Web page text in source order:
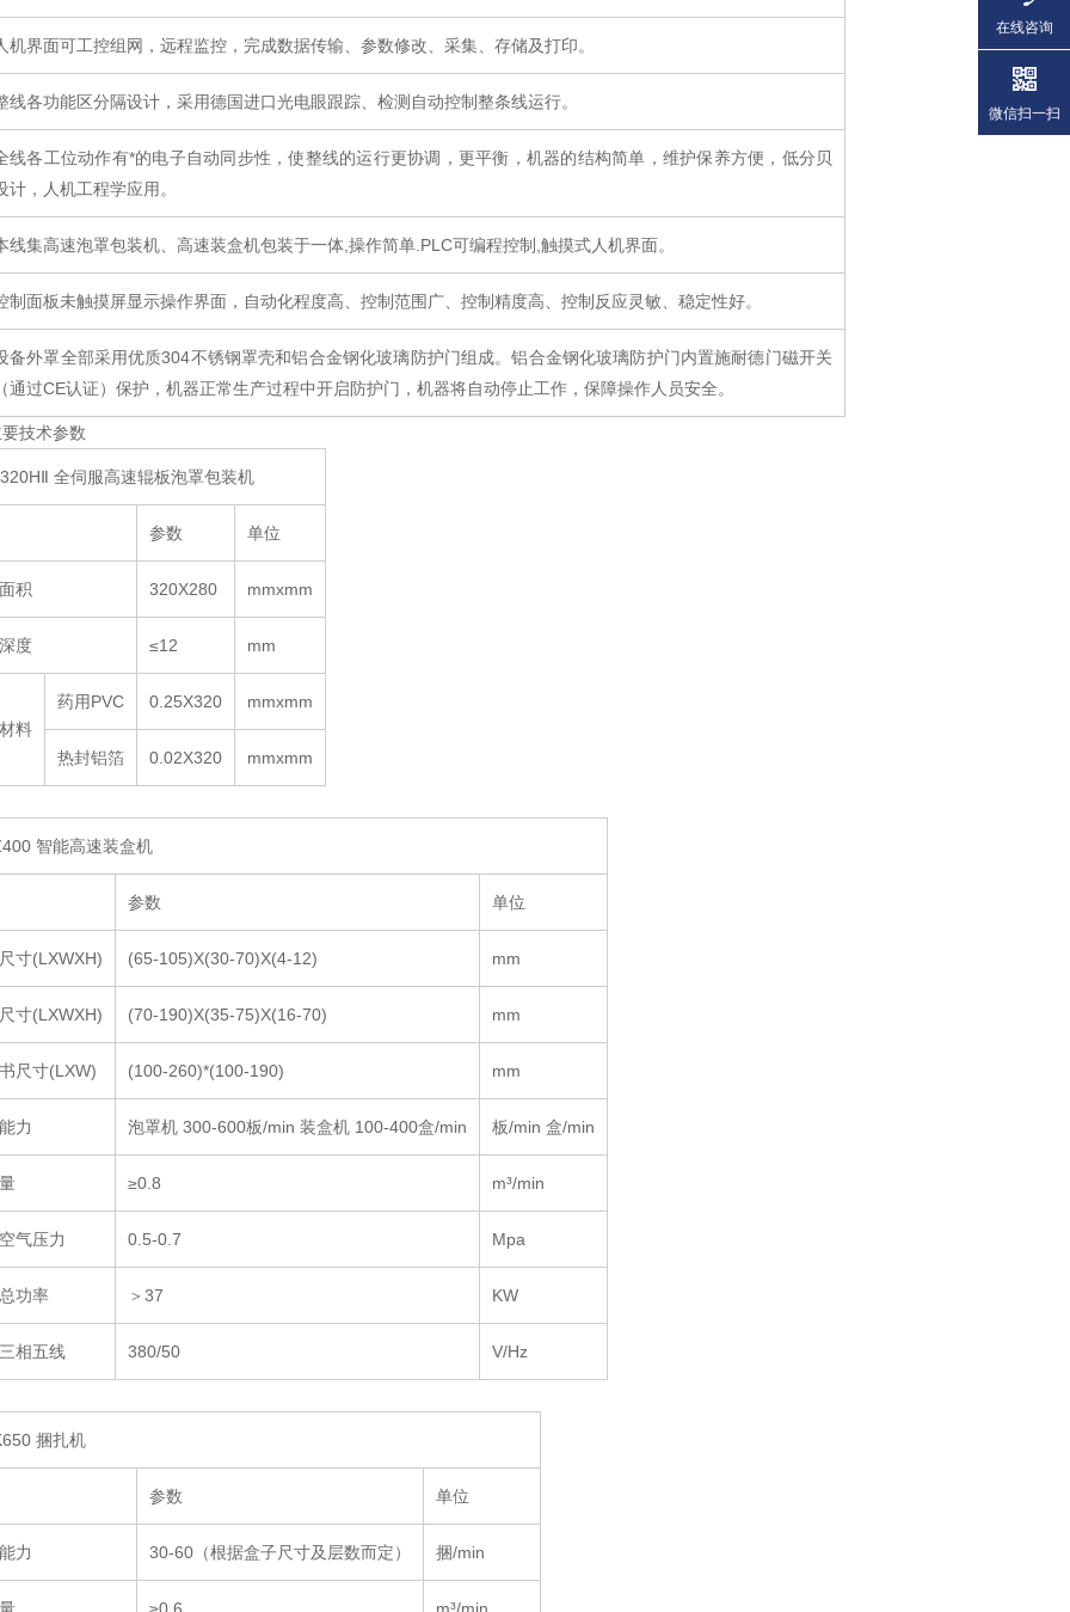
机界面可工控组网，远程监控，完成数据传输、参数修改、采集、存储及打印。
线各功能区分隔设计，采用德国进口光电眼跟踪、检测自动控制整条线运行。
线各工位动作有*的电子自动同步性，使整线的运行更协调，更平衡，机器的结构简单，维护保养方便，低分贝
计，人机工程学应用。
线集高速泡罩包装机、高速装盒机包装于一体,操作简单.PLC可编程控制,触摸式人机界面。
制面板未触摸屏显示操作界面，自动化程度高、控制范围广、控制精度高、控制反应灵敏、稳定性好。
备外罩全部采用优质304不锈钢罩壳和铝合金钢化玻璃防护门组成。铝合金钢化玻璃防护门内置施耐德门磁开关
（通过CE认证）保护，机器正常生产过程中开启防护门，机器将自动停止工作，保障操作人员安全。
要技术参数
全伺服高速辊板泡罩包装机
参数 单位
积 320X280 mmxmm
度 ≤12 mm
料
药用PVC 0.25X320 mmxmm
热封铝箔 0.02X320 mmxmm
智能高速装盒机
参数 单位
寸(LXWXH) (65-105)X(30-70)X(4-12) mm
寸(LXWXH) (70-190)X(35-75)X(16-70) mm
尺寸(LXW) (100-260)*(100-190) mm
力 泡罩机 300-600板/min 装盒机 100-400盒/min 板/min 盒/min
≥0.8 m³/min
气压力 0.5-0.7 Mpa
功率 ＞37 KW
相五线 380/50 V/Hz
捆扎机
参数 单位
力 30-60（根据盒子尺寸及层数而定） 捆/min
在线咨询
微信扫一扫